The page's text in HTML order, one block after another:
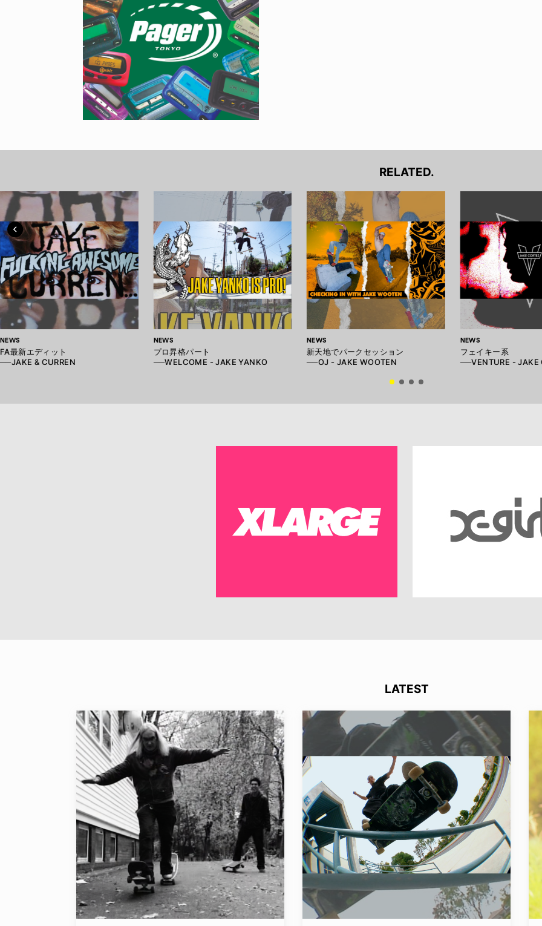
RELATED.
NEWS
FA最新エディット
──JAKE & CURREN
NEWS
プロ昇格パート
──WELCOME - JAKE YANKO
NEWS
新天地でパークセッション
──OJ - JAKE WOOTEN
NEWS
フェイキー系
──VENTURE - JAKE
LATEST